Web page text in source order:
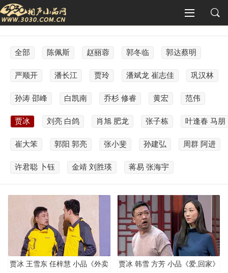
全部 陈佩斯 赵丽蓉 郭冬临 郭达蔡明
严顺开 潘长江 贾玲 潘斌龙 崔志佳 巩汉林
孙涛 邵峰 白凯南 乔杉 修睿 黄宏 范伟
贾冰 刘亮 白鸽 肖旭 肥龙 张子栋 叶逢春 马朋
崔大笨 郭阳 郭亮 张小斐 孙建弘 周群 阿进
许君聪 卜钰 金靖 刘胜瑛 蒋易 张海宇
贾冰 王雪东 任梓慧 小品《外卖
贾冰 韩雪 方芳 小品《爱,回家》